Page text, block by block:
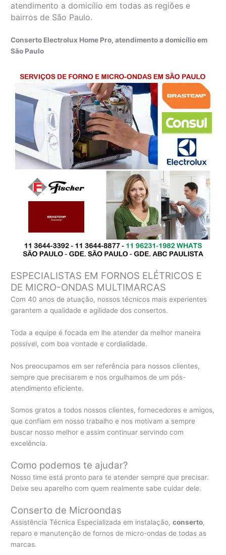
atendimento a domicílio em todas as regiões e
bairros de São Paulo.
Conserto Electrolux Home Pro, atendimento a domicílio em
São Paulo
ESPECIALISTAS EM FORNOS ELÉTRICOS E
DE MICRO-ONDAS MULTIMARCAS
Com 40 anos de atuação, nossos técnicos mais experientes
garantem a qualidade e agilidade dos consertos.
Toda a equipe é focada em lhe atender da melhor maneira
possível, com boa vontade e cordialidade.
Nos preocupamos em ser referência para nossos clientes,
sempre que precisarem e nos orgulhamos de um pós-
atendimento eficiente.
Somos gratos a todos nossos clientes, fornecedores e amigos,
que confiam em nosso trabalho e nos motivam a sempre
buscar nosso melhor e assim continuar servindo com
excelência.
Como podemos te ajudar?
Nosso time está pronto para te atender sempre que precisar.
Deixe seu aparelho com quem realmente sabe cuidar dele.
Conserto de Microondas
Assistência Técnica Especializada em instalação,conserto,
reparo e manutenção de fornos de micro-ondas de todas as
marcas.